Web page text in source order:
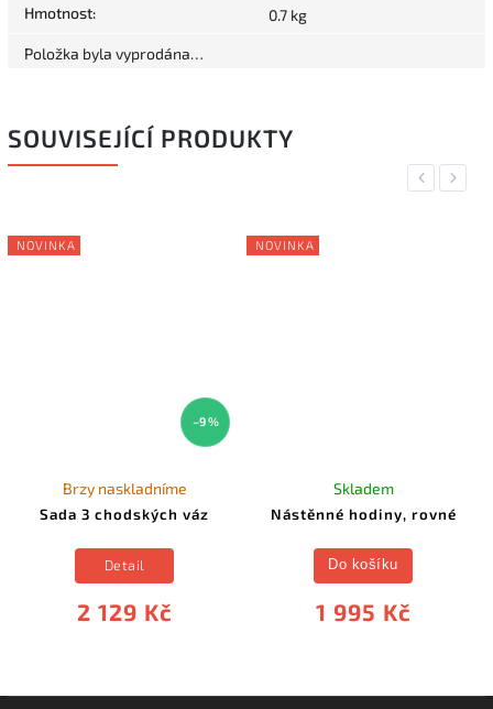
Hmotnost: 0.7 kg
Položka byla vyprodána…
SOUVISEJÍCÍ PRODUKTY
Previous
NOVINKA
–9 %
Sada 3 chodských váz
Brzy naskladníme
2 129 Kč
Detail
NOVINKA
Nástěnné hodiny, rovné
Skladem
1 995 Kč
Do košíku
Next